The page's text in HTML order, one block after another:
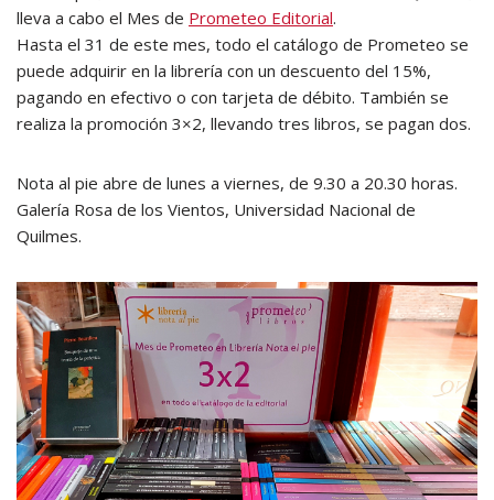
lleva a cabo el Mes de Prometeo Editorial.
Hasta el 31 de este mes, todo el catálogo de Prometeo se
puede adquirir en la librería con un descuento del 15%,
pagando en efectivo o con tarjeta de débito. También se
realiza la promoción 3×2, llevando tres libros, se pagan dos.
Nota al pie abre de lunes a viernes, de 9.30 a 20.30 horas.
Galería Rosa de los Vientos, Universidad Nacional de
Quilmes.